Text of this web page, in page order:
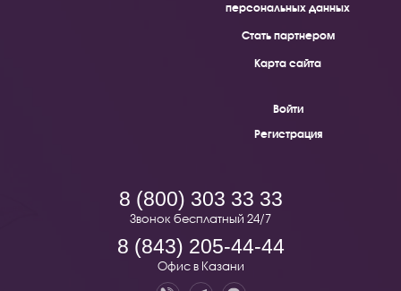
персональных данных
Стать партнером
Карта сайта
Войти
Регистрация
8 (800) 303 33 33
Звонок бесплатный 24/7
8 (843) 205-44-44
Офис в Казани